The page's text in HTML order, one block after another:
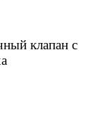
клапан с